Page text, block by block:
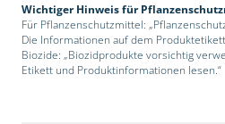
Wichtiger Hinweis für
Für Pflanzenschutzmittel:
Die Informationen auf dem
Biozide: „Biozidprodukte vorsichtig
Etikett und Produktinformationen lesen.“